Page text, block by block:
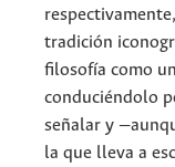
tradición
filosofía como
conduciéndolo
señalar y
la que lleva a